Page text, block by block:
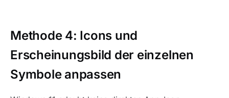
Methode 4: Icons und
Erscheinungsbild der einzelnen
Symbole anpassen